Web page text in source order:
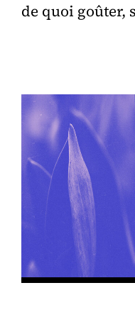
de quoi goûter,